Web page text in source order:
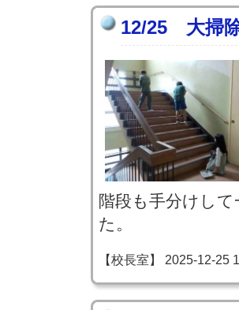
12/25 大掃
階段も手分けし
た。
【校長室】 2025-12-25